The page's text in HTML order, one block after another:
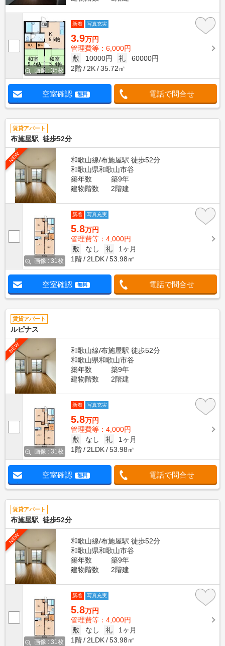
画像 : 35枚
新着 写真充実
3.9万円
管理費等：6,000円
敷
10000円 礼
60000円
2階
2K 35.72㎡
空室確認 無料 電話で問合せ
賃貸アパート
布施屋駅 徒歩52分
NEW
和歌山線/布施屋駅 徒歩52分
和歌山県和歌山市谷
築年数
築9年
建物階数
2階建
画像 : 31枚
新着 写真充実
5.8万円
管理費等：4,000円
敷
なし 礼
1ヶ月
1階
2LDK 53.98㎡
空室確認 無料 電話で問合せ
賃貸アパート
ルピナス
NEW
和歌山線/布施屋駅 徒歩52分
和歌山県和歌山市谷
築年数
築9年
建物階数
2階建
画像 : 31枚
新着 写真充実
5.8万円
管理費等：4,000円
敷
なし 礼
1ヶ月
1階
2LDK 53.98㎡
空室確認 無料 電話で問合せ
賃貸アパート
布施屋駅 徒歩52分
NEW
和歌山線/布施屋駅 徒歩52分
和歌山県和歌山市谷
築年数
築9年
建物階数
2階建
画像 : 31枚
新着 写真充実
5.8万円
管理費等：4,000円
敷
なし 礼
1ヶ月
1階
2LDK 53.98㎡